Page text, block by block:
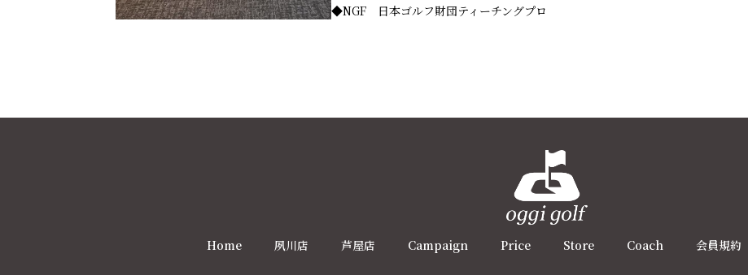
◆NGF 日本ゴルフ財団ティーチングプロ
Home 夙川店 芦屋店 Campaign Price Store Coach 会員規約